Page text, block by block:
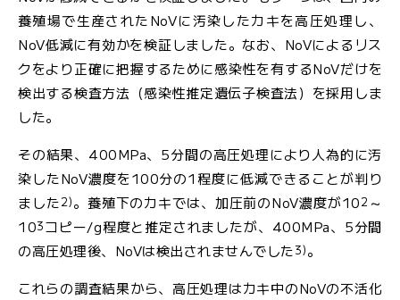
養殖場で生産されたNoVに汚染したカキを高圧処理し、
NoV低減に有効かを検証しました。なお、NoVによるリス
クをより正確に把握するために感染性を有するNoVだけを
検出する検査方法（感染性推定遺伝子検査法）を採用しま
した。
その結果、400MPa、5分間の高圧処理により人為的に汚
染したNoV濃度を100分の1程度に低減できることが判り
ました2)。養殖下のカキでは、加圧前のNoV濃度が102 ～
103コピー/g程度と推定されましたが、400MPa、5分間
の高圧処理後、NoVは検出されませんでした3)。
これらの調査結果から、高圧処理はカキ中のNoVの不活化